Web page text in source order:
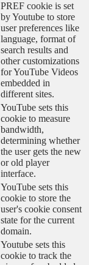
PREF cookie is set
by Youtube to store
user preferences like
language, format of
search results and
other customizations
for YouTube Videos
embedded in
different sites.
YouTube sets this
cookie to measure
bandwidth,
determining whether
the user gets the new
or old player
interface.
YouTube sets this
cookie to store the
user's cookie consent
state for the current
domain.
Youtube sets this
cookie to track the